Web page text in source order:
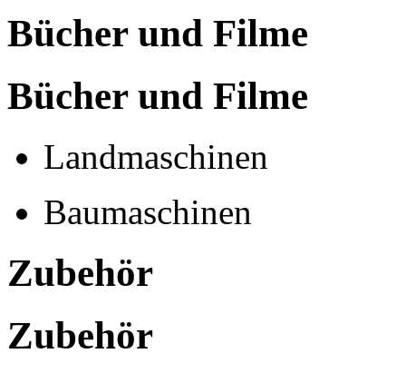
Bücher und Filme
Bücher und Filme
Landmaschinen
Baumaschinen
Zubehör
Zubehör